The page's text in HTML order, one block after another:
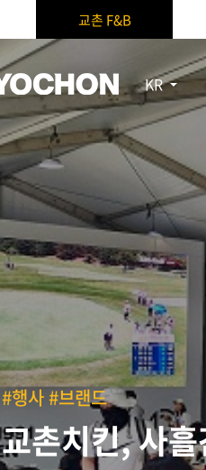
교촌 F&B
KR
#행사 #브랜드
교촌치킨, 사